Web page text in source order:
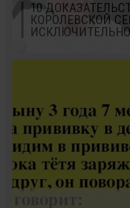
10
КОРОЛЕВСКОЙ